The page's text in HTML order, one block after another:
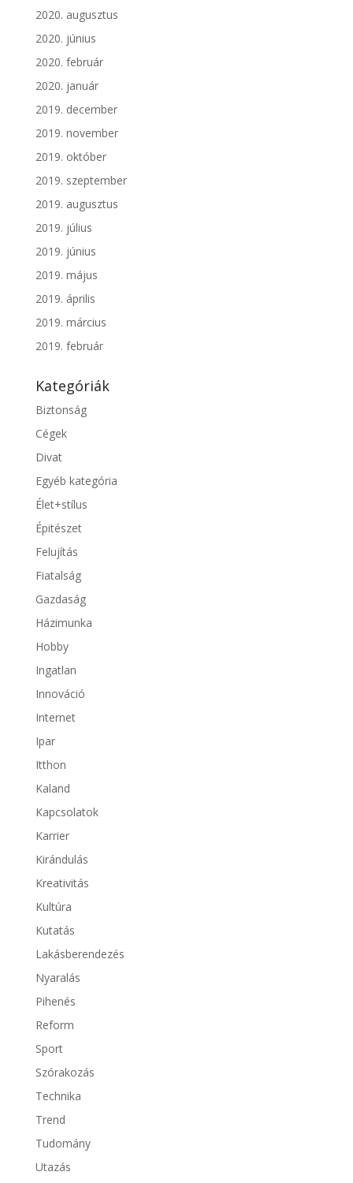
2020. augusztus
2020. június
2020. február
2020. január
2019. december
2019. november
2019. október
2019. szeptember
2019. augusztus
2019. július
2019. június
2019. május
2019. április
2019. március
2019. február
Kategóriák
Biztonság
Cégek
Divat
Egyéb kategória
Élet+stílus
Épitészet
Felujítás
Fiatalság
Gazdaság
Házimunka
Hobby
Ingatlan
Innováció
Internet
Ipar
Itthon
Kaland
Kapcsolatok
Karrier
Kirándulás
Kreativitás
Kultúra
Kutatás
Lakásberendezés
Nyaralás
Pihenés
Reform
Sport
Szórakozás
Technika
Trend
Tudomány
Utazás